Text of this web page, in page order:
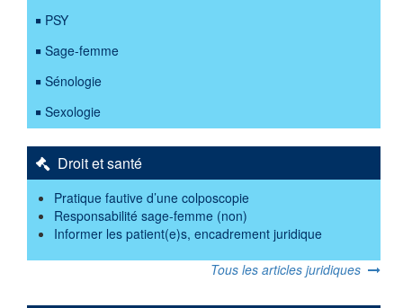
PSY
Sage-femme
Sénologie
Sexologie
Droit et santé
Pratique fautive d’une colposcopie
Responsabilité sage-femme (non)
Informer les patient(e)s, encadrement juridique
Tous les articles juridiques